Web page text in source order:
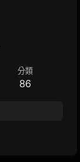
分類
86